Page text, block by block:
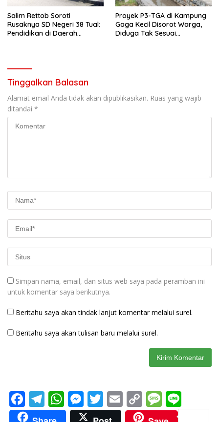
Salim Rettob Soroti
Rusaknya SD Negeri 38 Tual:
Pendidikan di Daerah
Proyek P3-TGA di Kampung
Gaga Kecil Disorot Warga,
Diduga Tak Sesuai
Tinggalkan Balasan
Alamat email Anda tidak akan dipublikasikan. Ruas yang wajib
ditandai *
Simpan nama, email, dan situs web saya pada peramban ini
untuk komentar saya berikutnya.
Beritahu saya akan tindak lanjut komentar melalui surel.
Beritahu saya akan tulisan baru melalui surel.
F
ac
T
el
W
h
M
e
T
w
E
m
C
o
M
e n